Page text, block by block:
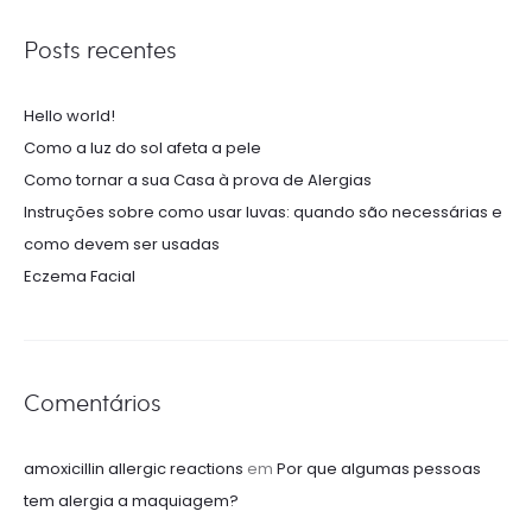
Posts recentes
Hello world!
Como a luz do sol afeta a pele
Como tornar a sua Casa à prova de Alergias
Instruções sobre como usar luvas: quando são necessárias e
como devem ser usadas
Eczema Facial
Comentários
amoxicillin allergic reactions em Por que algumas pessoas
tem alergia a maquiagem?